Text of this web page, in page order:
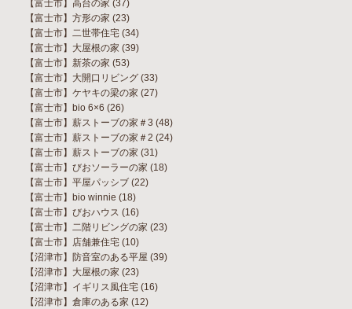
【富士市】高台の家 (37)
【富士市】方形の家 (23)
【富士市】二世帯住宅 (34)
【富士市】大屋根の家 (39)
【富士市】新茶の家 (53)
【富士市】大開口リビング (33)
【富士市】ケヤキの梁の家 (27)
【富士市】bio 6×6 (26)
【富士市】薪ストーブの家＃3 (48)
【富士市】薪ストーブの家＃2 (24)
【富士市】薪ストーブの家 (31)
【富士市】びおソーラーの家 (18)
【富士市】平屋パッシブ (22)
【富士市】bio winnie (18)
【富士市】びおハウス (16)
【富士市】二階リビングの家 (23)
【富士市】店舗兼住宅 (10)
【沼津市】防音室のある平屋 (39)
【沼津市】大屋根の家 (23)
【沼津市】イギリス風住宅 (16)
【沼津市】倉庫のある家 (12)